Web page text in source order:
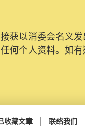
获以消委会名义
何个人资料。如
收藏文章 联络我们